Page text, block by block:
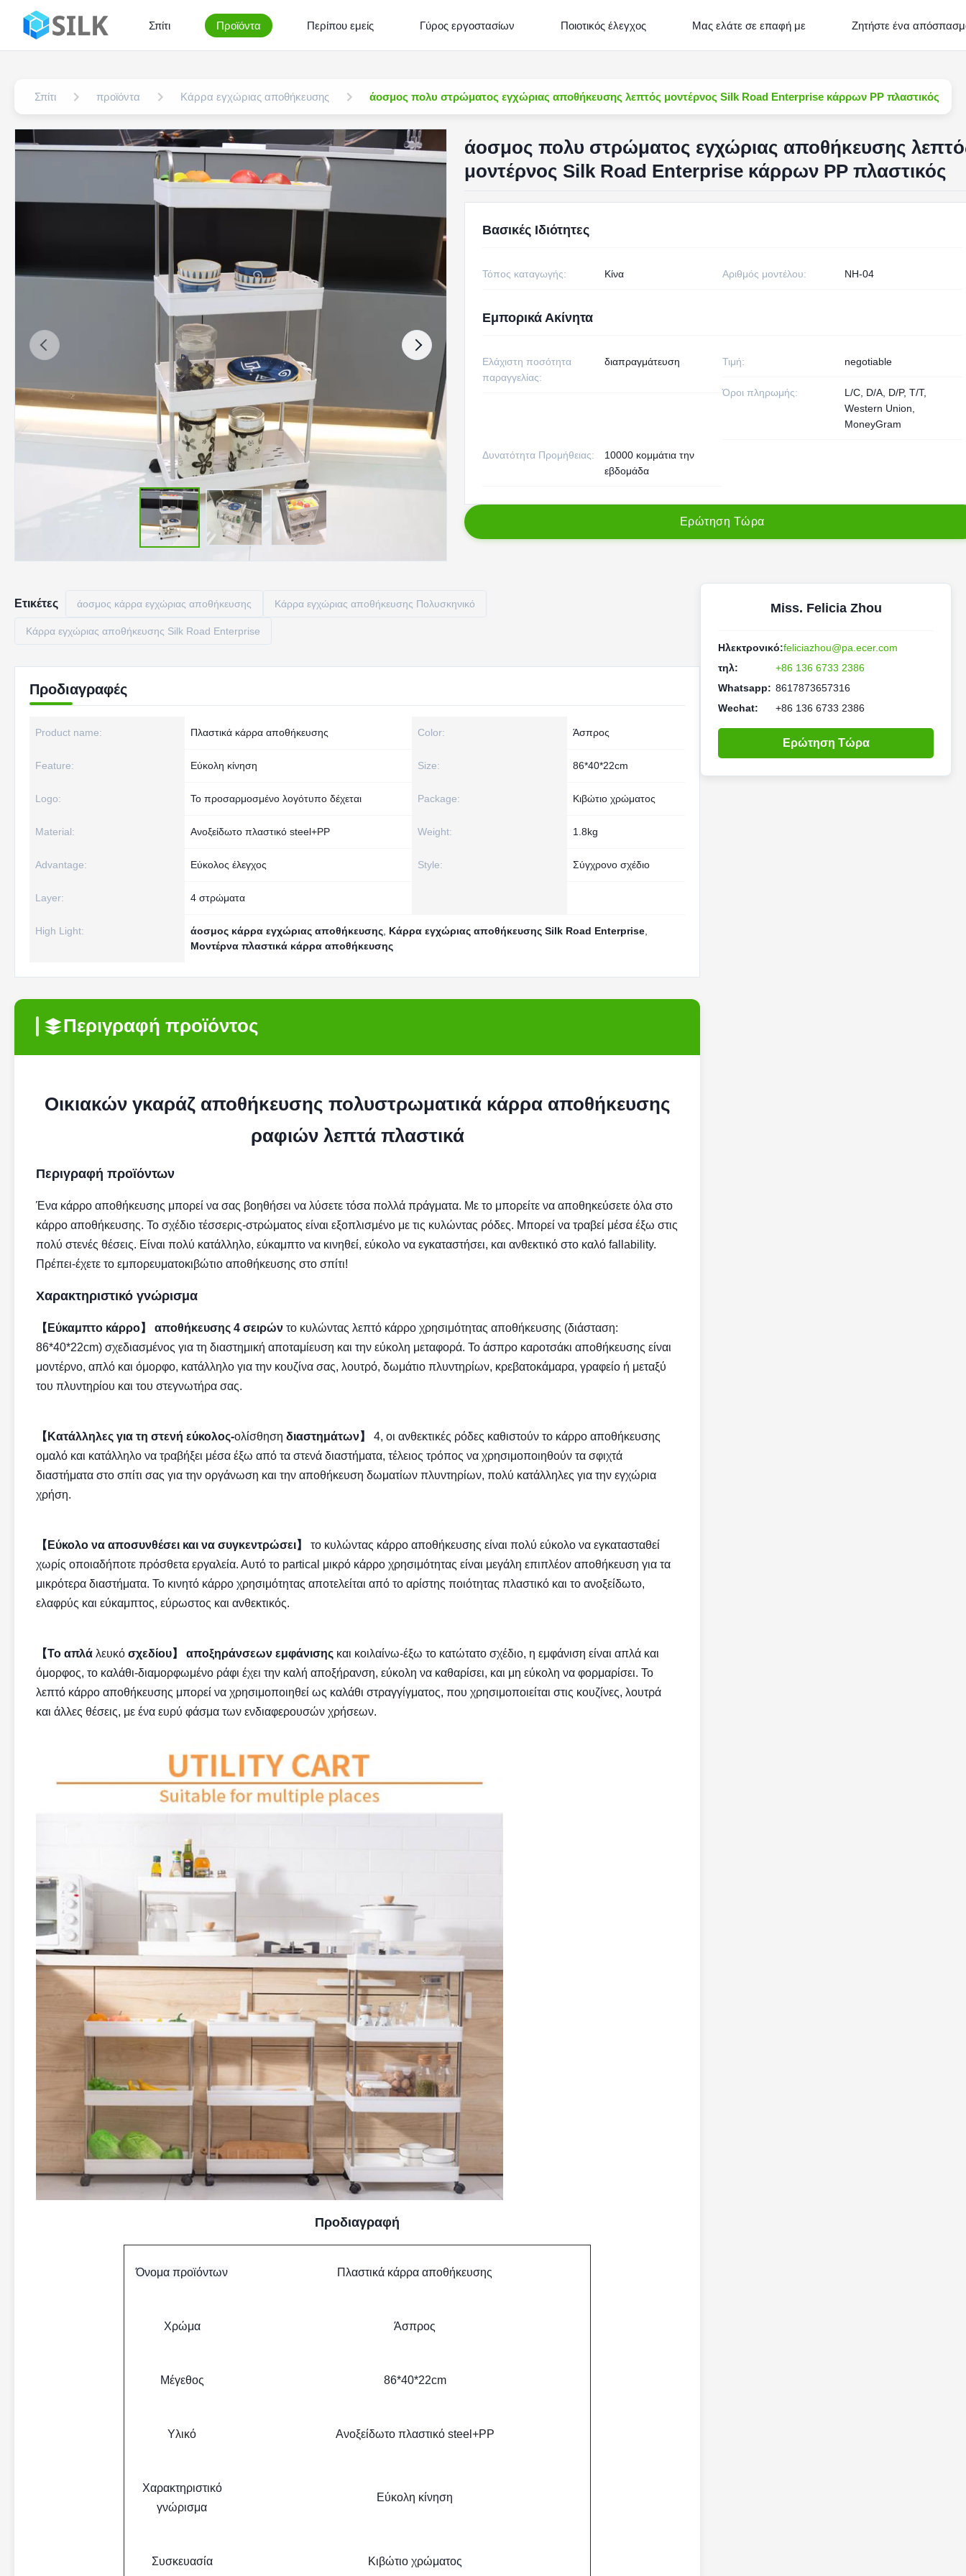
Σπίτι Προϊόντα Περίπου εμείς Γύρος εργοστασίων Ποιοτικός έλεγχος Μας ελάτε σε επαφή με Ζητήστε ένα
Σπίτι προϊόντα Κάρρα εγχώριας αποθήκευσης άοσμος πολυ στρώματος εγχώριας αποθήκευσης λεπτός μοντέρνος Silk Road Enterprise κάρρων PP πλαστικός
άοσμος πολυ στρώματος εγχώριας αποθήκευσης
μοντέρνος Silk Road Enterprise κάρρων PP πλαστικός
Βασικές Ιδιότητες
Τόπος καταγωγής: Κίνα Αριθμός μοντέλου: NH-04
Εμπορικά Ακίνητα
Ελάχιστη ποσότητα
παραγγελίας:
διαπραγμάτευση Τιμή: negotiable
Όροι πληρωμής:
L/C, D/A, D/P, T/T,
Western Union,
MoneyGram
Δυνατότητα Προμήθειας:
10000 κομμάτια την
εβδομάδα
Ερώτηση Τώρα
Ετικέτες άοσμος κάρρα εγχώριας αποθήκευσης Κάρρα εγχώριας αποθήκευσης Πολυσκηνικό
Κάρρα εγχώριας αποθήκευσης Silk Road Enterprise
Προδιαγραφές
Product name: Πλαστικά κάρρα αποθήκευσης Color: Άσπρος
Feature: Εύκολη κίνηση Size: 86*40*22cm
Logo: Το προσαρμοσμένο λογότυπο δέχεται Package: Κιβώτιο χρώματος
Material: Ανοξείδωτο πλαστικό steel+PP Weight: 1.8kg
Advantage: Εύκολος έλεγχος Style: Σύγχρονο σχέδιο
Layer: 4 στρώματα
High Light: άοσμος κάρρα εγχώριας αποθήκευσης Κάρρα εγχώριας αποθήκευσης Silk Road Enterprise
Μοντέρνα πλαστικά κάρρα αποθήκευσης
Περιγραφή προϊόντος
Οικιακών γκαράζ αποθήκευσης πολυστρωματικά κάρρα αποθήκευσης
ραφιών λεπτά πλαστικά
Περιγραφή προϊόντων
Ένα κάρρο αποθήκευσης μπορεί να σας βοηθήσει να λύσετε τόσα πολλά πράγματα. Με το μπορείτε να αποθηκεύσετε όλα στο
κάρρο αποθήκευσης. Το σχέδιο τέσσερις-στρώματος είναι εξοπλισμένο με τις κυλώντας ρόδες. Μπορεί να τραβεί μέσα έξω στις
πολύ στενές θέσεις. Είναι πολύ κατάλληλο, εύκαμπτο να κινηθεί, εύκολο να εγκαταστήσει, και ανθεκτικό στο καλό fallability.
Πρέπει-έχετε το εμπορευματοκιβώτιο αποθήκευσης στο σπίτι!
Χαρακτηριστικό γνώρισμα
【Εύκαμπτο κάρρο】 αποθήκευσης 4 σειρών το κυλώντας λεπτό κάρρο χρησιμότητας αποθήκευσης (διάσταση:
86*40*22cm) σχεδιασμένος για τη διαστημική αποταμίευση και την εύκολη μεταφορά. Το άσπρο καροτσάκι αποθήκευσης είναι
μοντέρνο, απλό και όμορφο, κατάλληλο για την κουζίνα σας, λουτρό, δωμάτιο πλυντηρίων, κρεβατοκάμαρα, γραφείο ή μεταξύ
του πλυντηρίου και του στεγνωτήρα σας.
【Κατάλληλες για τη στενή εύκολος-ολίσθηση διαστημάτων】
4, οι ανθεκτικές ρόδες καθιστούν το κάρρο αποθήκευσης
ομαλό και κατάλληλο να τραβήξει μέσα έξω από τα στενά διαστήματα, τέλειος τρόπος να χρησιμοποιηθούν τα σφιχτά
διαστήματα στο σπίτι σας για την οργάνωση και την αποθήκευση δωματίων πλυντηρίων, πολύ κατάλληλες για την εγχώρια
χρήση.
【Εύκολο να αποσυνθέσει και να συγκεντρώσει】
το κυλώντας κάρρο αποθήκευσης είναι πολύ εύκολο να εγκατασταθεί
χωρίς οποιαδήποτε πρόσθετα εργαλεία. Αυτό το partical μικρό κάρρο χρησιμότητας είναι μεγάλη επιπλέον αποθήκευση για τα
μικρότερα διαστήματα. Το κινητό κάρρο χρησιμότητας αποτελείται από το αρίστης ποιότητας πλαστικό και το ανοξείδωτο,
ελαφρύς και εύκαμπτος, εύρωστος και ανθεκτικός.
【Το απλά λευκό σχεδίου】 αποξηράνσεων εμφάνισης και κοιλαίνω-έξω το κατώτατο σχέδιο, η εμφάνιση είναι απλά και
όμορφος, το καλάθι-διαμορφωμένο ράφι έχει την καλή αποξήρανση, εύκολη να καθαρίσει, και μη εύκολη να φορμαρίσει. Το
λεπτό κάρρο αποθήκευσης μπορεί να χρησιμοποιηθεί ως καλάθι στραγγίγματος, που χρησιμοποιείται στις κουζίνες, λουτρά
και άλλες θέσεις, με ένα ευρύ φάσμα των ενδιαφερουσών χρήσεων.
Προδιαγραφή
Όνομα προϊόντων Πλαστικά κάρρα αποθήκευσης
Χρώμα Άσπρος
Μέγεθος 86*40*22cm
Υλικό Ανοξείδωτο πλαστικό steel+PP
Χαρακτηριστικό
γνώρισμα
Εύκολη κίνηση
Συσκευασία Κιβώτιο χρώματος
Miss. Felicia Zhou
Ηλεκτρονικό:feliciazhou@pa.ecer.com
τηλ:
+86 136 6733 2386
Whatsapp: 8617873657316
Wechat:
+86 136 6733 2386
Ερώτηση Τώρα